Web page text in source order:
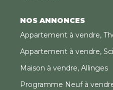
NOS ANNONCES
Appartement à vendre,
Appartement à vendre,
Maison à vendre, Allinges
Programme Neuf à